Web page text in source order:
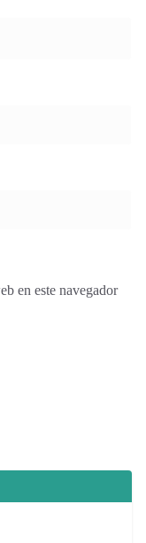
en este navegador